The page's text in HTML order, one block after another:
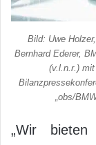
Bild: Uwe
Bernhard Ederer,
(v.l.n.r.)
„obs/
„Wir